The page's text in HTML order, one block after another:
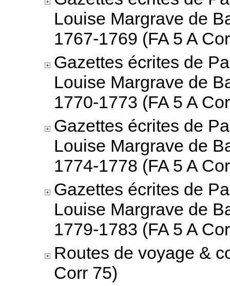
Louise Margrave de
1767-1769 (FA 5 A
Gazettes écrites de
Louise Margrave de
1770-1773 (FA 5 A
Gazettes écrites de
Louise Margrave de
1774-1778 (FA 5 A
Gazettes écrites de
Louise Margrave de
1779-1783 (FA 5 A
Routes de voyage &
Corr 75)